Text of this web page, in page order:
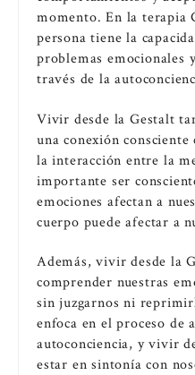
momento. En la terapia
persona tiene la
problemas emocionales
través de la
Vivir desde la Gestalt
una conexión
la interacción entre la
importante ser
emociones afectan a
cuerpo puede afectar a
Además, vivir desde la
comprender nuestras
sin juzgarnos ni
enfoca en el proceso de
autoconciencia, y vivir
estar en sintonía con